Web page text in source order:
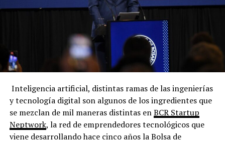
Inteligencia artificial, distintas ramas de las ingenierías
y tecnología digital son algunos de los ingredientes que
se mezclan de mil maneras distintas enBCR Startup
Neptwork, la red de emprendedores tecnológicos que
viene desarrollando hace cinco años la Bolsa de